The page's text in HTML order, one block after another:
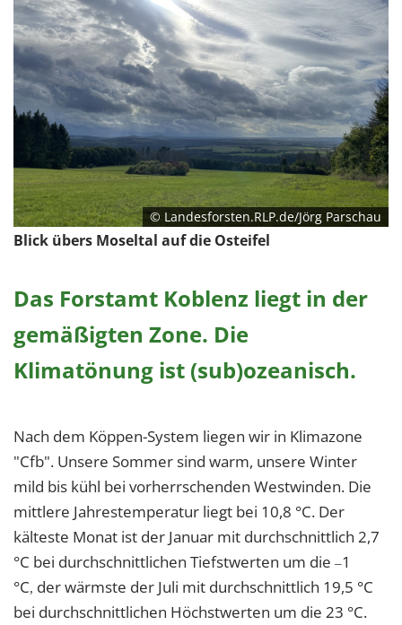
© Landesforsten.RLP.de/Jörg Parschau
Blick übers Moseltal auf die Osteifel
Das Forstamt Koblenz liegt in der
gemäßigten Zone. Die
Klimatönung ist (sub)ozeanisch.
Nach dem Köppen-System liegen wir in Klimazone
"Cfb". Unsere Sommer sind warm, unsere Winter
mild bis kühl bei vorherrschenden Westwinden. Die
mittlere Jahrestemperatur liegt bei 10,8 °C. Der
kälteste Monat ist der Januar mit durchschnittlich 2,7
°C bei durchschnittlichen Tiefstwerten um die –1
°C, der wärmste der Juli mit durchschnittlich 19,5 °C
bei durchschnittlichen Höchstwerten um die 23 °C.